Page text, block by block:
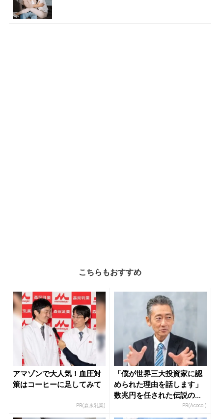
こちらもおすすめ
アマゾンで大人気！血圧対
策はコーヒーに足してみて
PR(森永乳業)
「僕が世界三大投資家に認
められた理由を話します」
数兆円を任された伝説の投
PR(Acoco.)